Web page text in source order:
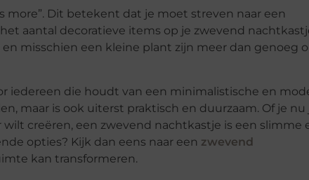
more”. Dit betekent dat je moet streven naar een
aantal decoratieve items op je zwevend
misschien een kleine plant zijn meer dan genoeg
iedereen die houdt van een minimalistische en
maar is ook uiterst praktisch en duurzaam. Of je nu
creëren, een zwevend nachtkastje is een slimme
opties? Kijk dan eens naar een zwevend
kan transformeren.